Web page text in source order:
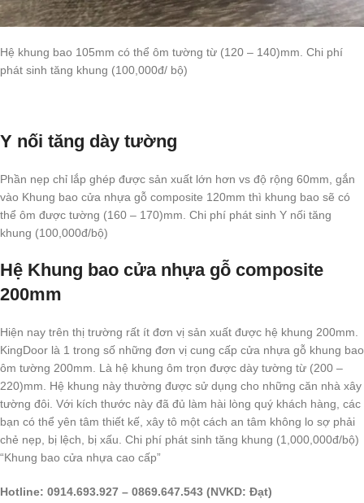
Hệ khung bao 105mm có thể ôm tường từ (120 – 140)mm. Chi phí
phát sinh tăng khung (100,000đ/ bộ)
Y nối tăng dày tường
Phần nẹp chỉ lắp ghép được sản xuất lớn hơn vs độ rộng 60mm, gắn
vào Khung bao cửa nhựa gỗ composite 120mm thì khung bao sẽ có
thể ôm được tường (160 – 170)mm. Chi phí phát sinh Y nối tăng
khung (100,000đ/bộ)
Hệ Khung bao cửa nhựa gỗ composite
200mm
Hiện nay trên thị trường rất ít đơn vị sản xuất được hệ khung 200mm.
KingDoor là 1 trong số những đơn vị cung cấp cửa nhựa gỗ khung bao
ôm tường 200mm. Là hệ khung ôm trọn được dày tường từ (200 –
220)mm. Hệ khung này thường được sử dụng cho những căn nhà xây
tường đôi. Với kích thước này đã đủ làm hài lòng quý khách hàng, các
bạn có thể yên tâm thiết kế, xây tô một cách an tâm không lo sợ phải
chẻ nẹp, bị lệch, bị xấu. Chi phí phát sinh tăng khung (1,000,000đ/bộ)
“Khung bao cửa nhựa cao cấp”
Hotline: 0914.693.927 – 0869.647.543 (NVKD: Đạt)